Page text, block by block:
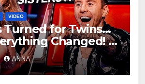
VIDEO
Turned for Twins…
Changed!
ANNA